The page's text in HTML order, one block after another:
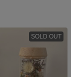
SOLD OUT